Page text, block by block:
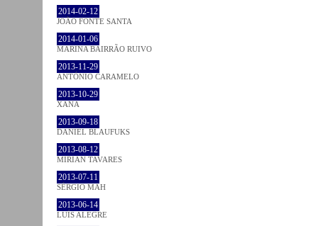
2014-02-12
JOÃO FONTE SANTA
2014-01-06
MARINA BAIRRÃO RUIVO
2013-11-29
ANTÓNIO CARAMELO
2013-10-29
XANA
2013-09-18
DANIEL BLAUFUKS
2013-08-12
MIRIAN TAVARES
2013-07-11
SÉRGIO MAH
2013-06-14
LUÍS ALEGRE